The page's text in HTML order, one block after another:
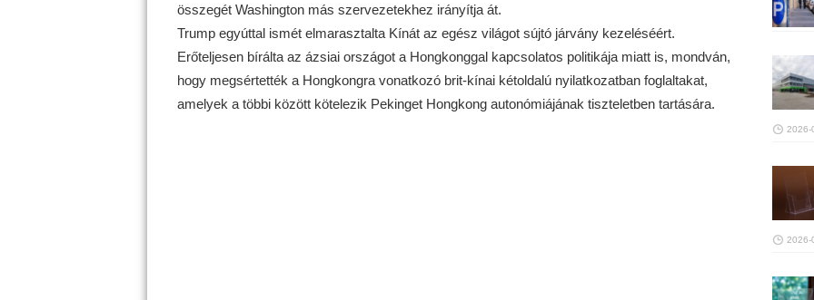
összegét Washington más szervezetekhez irányítja át.
Trump egyúttal ismét elmarasztalta Kínát az egész világot sújtó járvány kezeléséért.
Erőteljesen bírálta az ázsiai országot a Hongkonggal kapcsolatos politikája miatt is, mondván,
hogy megsértették a Hongkongra vonatkozó brit-kínai kétoldalú nyilatkozatban foglaltakat,
amelyek a többi között kötelezik Pekinget Hongkong autonómiájának tiszteletben tartására.
2026-
2026-